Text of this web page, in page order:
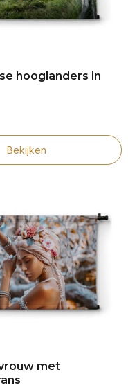
hooglanders in
Bekijken
met